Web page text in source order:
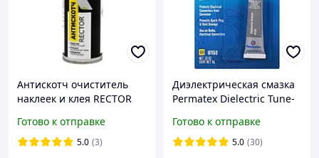
Антискотч очиститель
наклеек и клея RECTOR
Готово к отправке
5.0 (3)
Диэлектрическая смазка
Permatex Dielectric Tune-
Готово к отправке
5.0 (30)